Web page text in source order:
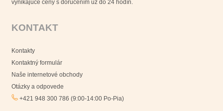
vynikajúce ceny s doručením už do 24 hodín.
KONTAKT
Kontakty
Kontaktný formulár
Naše internetové obchody
Otázky a odpovede
+421 948 300 786 (9:00-14:00 Po-Pia)